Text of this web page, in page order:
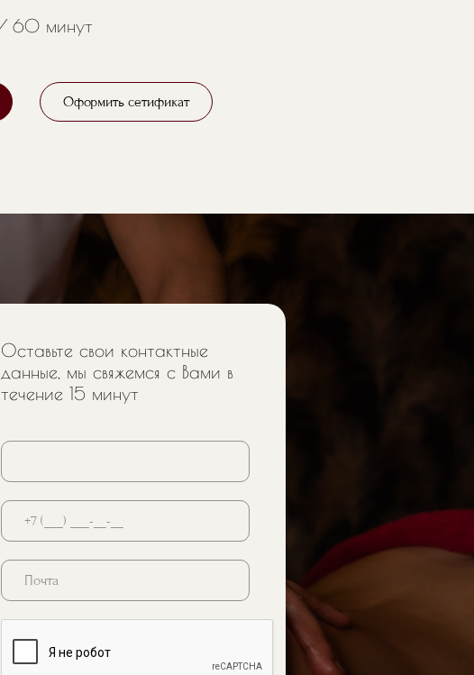
60 минут
Оформить сетификат
Оставьте свои контактные
данные, мы свяжемся с Вами в
течение 15 минут
Почта